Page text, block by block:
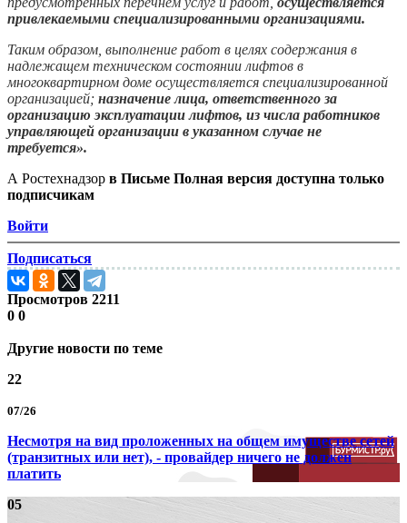
привлекаемыми специализированными организациями.
Таким образом, выполнение работ в целях содержания в
надлежащем техническом состоянии лифтов в
многоквартирном доме осуществляется специализированной
организацией; назначение лица, ответственного за
организацию эксплуатации лифтов, из числа работников
управляющей организации в указанном случае не
требуется».
А Ростехнадзор в Письме Полная версия доступна только
подписчикам
Войти
Подписаться
Просмотров 2211
0 0
Другие новости по теме
22
07/26
Несмотря на вид проложенных на общем имуществе сетей
(транзитных или нет), - провайдер ничего не должен
платить
05